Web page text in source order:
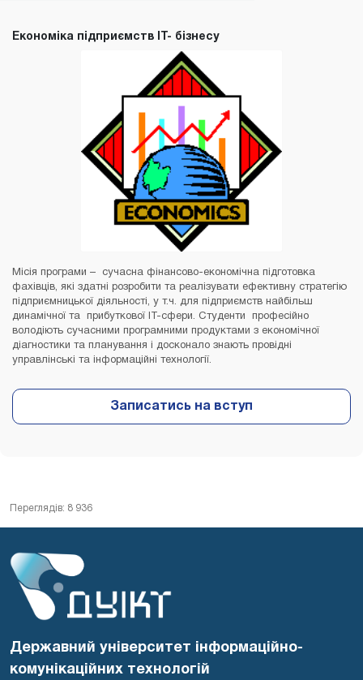
Економіка підприємств IT- бізнесу
Місія програми – сучасна фінансово-економічна підготовка
фахівців, які здатні розробити та реалізувати ефективну стратегію
підприємницької діяльності, у т.ч. для підприємств найбільш
динамічної та прибуткової ІТ-сфери. Студенти професійно
володіють сучасними програмними продуктами з економічної
діагностики та планування і досконало знають провідні
управлінські та інформаційні технології.
Переглядів: 8 936
Державний університет інформаційно-
комунікаційних технологій